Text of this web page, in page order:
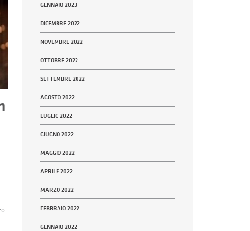
GENNAIO 2023
DICEMBRE 2022
NOVEMBRE 2022
OTTOBRE 2022
SETTEMBRE 2022
AGOSTO 2022
LUGLIO 2022
GIUGNO 2022
MAGGIO 2022
APRILE 2022
MARZO 2022
FEBBRAIO 2022
GENNAIO 2022